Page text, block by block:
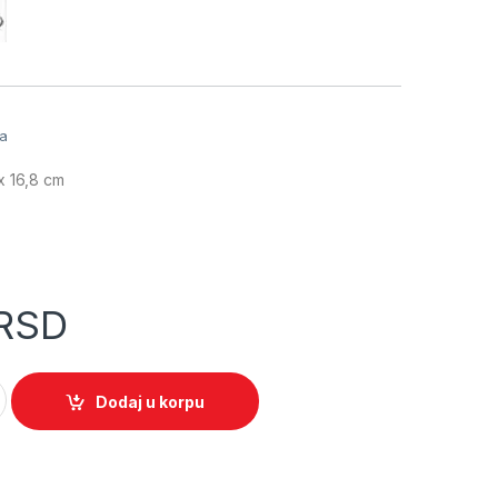
16,8 cm
D28 X8 mat bela (7931108) quantity
Dodaj u korpu